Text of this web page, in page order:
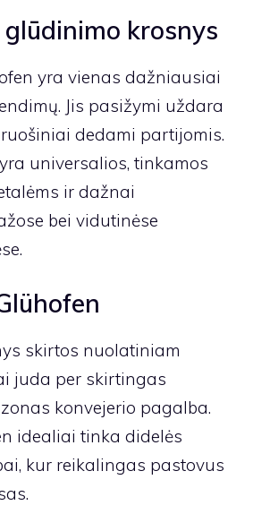
krosnys
yra vienas dažniausiai
Jis pasižymi uždara
dedami partijomis.
universalios, tinkamos
ir dažnai
bei vidutinėse
skirtos nuolatiniam
juda per skirtingas
konvejerio pagalba.
idealiai tinka didelės
kur reikalingas pastovus